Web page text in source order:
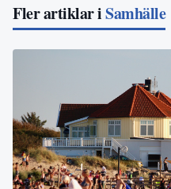
Fler artiklar iSamhälle